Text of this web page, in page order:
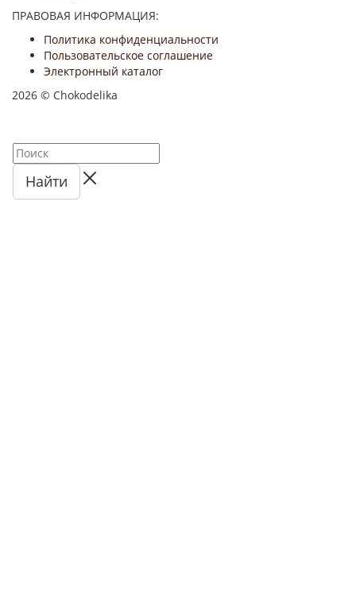
ПРАВОВАЯ ИНФОРМАЦИЯ:
Политика конфиденциальности
Пользовательское соглашение
Электронный каталог
2026 © Chokodelika
Найти